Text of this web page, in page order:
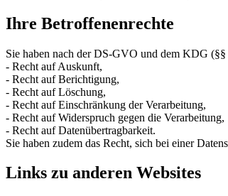
Ihre Betroffenenrechte
Sie haben nach der DS-GVO und dem KDG
- Recht auf Auskunft,
- Recht auf Berichtigung,
- Recht auf Löschung,
- Recht auf Einschränkung der Verarbeitung,
- Recht auf Widerspruch gegen die Verarbeitung,
- Recht auf Datenübertragbarkeit.
Sie haben zudem das Recht, sich bei einer
Links zu anderen Websites